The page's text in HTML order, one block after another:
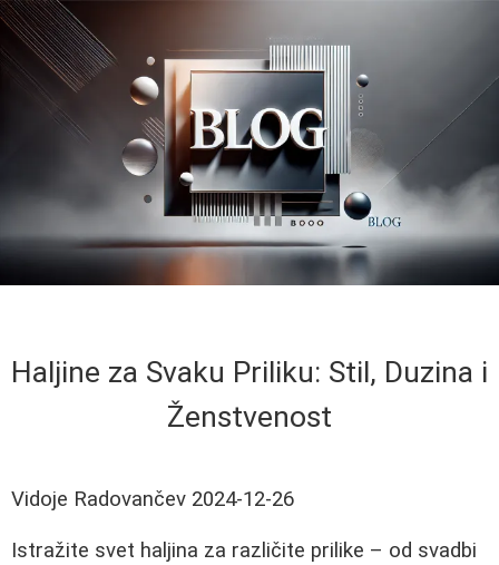
Haljine za Svaku Priliku: Stil, Duzina i
Ženstvenost
Vidoje Radovančev 2024-12-26
Istražite svet haljina za različite prilike – od svadbi